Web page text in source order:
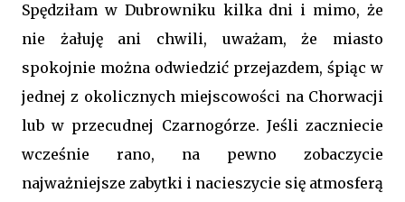
Spędziłam w Dubrowniku kilka dni i mimo, że
nie żałuję ani chwili, uważam, że miasto
spokojnie można odwiedzić przejazdem, śpiąc w
jednej z okolicznych miejscowości na Chorwacji
lub w przecudnej Czarnogórze. Jeśli zaczniecie
wcześnie rano, na pewno zobaczycie
najważniejsze zabytki i nacieszycie się atmosferą